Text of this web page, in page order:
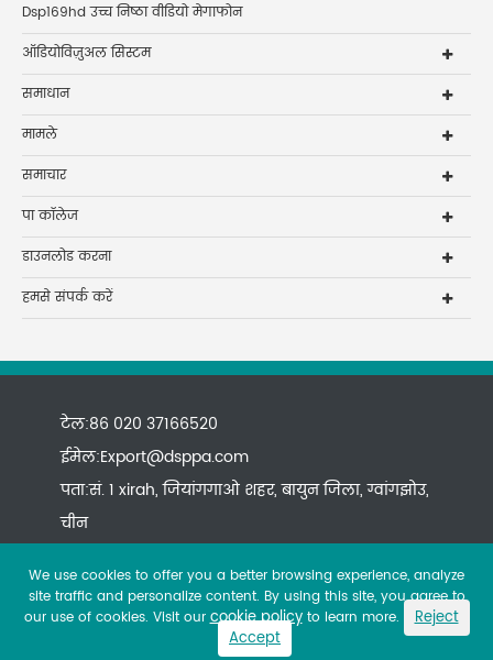
Dsp169hd उच्च निष्ठा वीडियो मेगाफोन
ऑडियोविज़ुअल सिस्टम
समाधान
मामले
समाचार
पा कॉलेज
डाउनलोड करना
हमसे संपर्क करें
टेल:86 020 37166520
ईमेल:Export@dsppa.com
पता:सं. 1 xirah, जियांगगाओ शहर, बायुन जिला, ग्वांगझोउ,
चीन
Copyright ©All rights reserved.
We use cookies to offer you a better browsing experience, analyze
site traffic and personalize content. By using this site, you agree to
our use of cookies. Visit ourcookie policyto learn more.
Reject
Accept